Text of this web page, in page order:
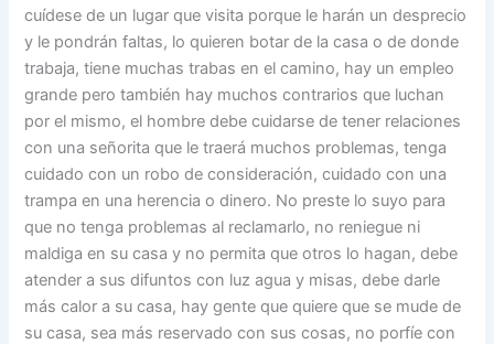
cuídese de un lugar que visita porque le harán un desprecio
y le pondrán faltas, lo quieren botar de la casa o de donde
trabaja, tiene muchas trabas en el camino, hay un empleo
grande pero también hay muchos contrarios que luchan
por el mismo, el hombre debe cuidarse de tener relaciones
con una señorita que le traerá muchos problemas, tenga
cuidado con un robo de consideración, cuidado con una
trampa en una herencia o dinero. No preste lo suyo para
que no tenga problemas al reclamarlo, no reniegue ni
maldiga en su casa y no permita que otros lo hagan, debe
atender a sus difuntos con luz agua y misas, debe darle
más calor a su casa, hay gente que quiere que se mude de
su casa, sea más reservado con sus cosas, no porfíe con